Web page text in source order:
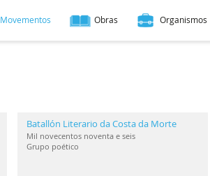
Movementos Obras Organismos
Batallón Literario da Costa da Morte
Mil novecentos noventa e seis
Grupo poético